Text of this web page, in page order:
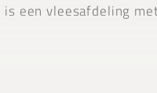
een vleesafdeling